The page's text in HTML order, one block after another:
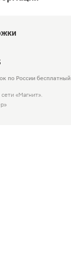
по России бесплатный
«Магнит».